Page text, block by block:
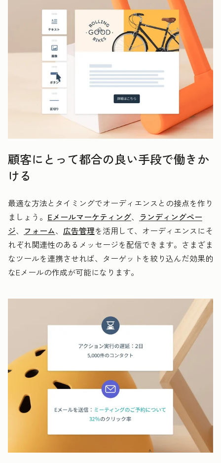
顧客にとって都合の良い手段で働きか
ける
最適な方法とタイミングでオーディエンスとの接点を作り
ましょう。 Eメールマーケティング、 ランディングペー
ジ、 フォーム、 広告管理を活用して、オーディエンスにそ
れぞれ関連性のあるメッセージを配信できます。さまざま
なツールを連携させれば、ターゲットを絞り込んだ効果的
なEメールの作成が可能になります。